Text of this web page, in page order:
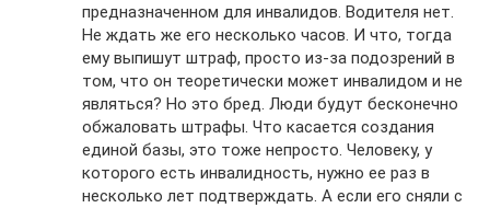
предназначенном для инвалидов. Водителя нет.
Не ждать же его несколько часов. И что, тогда
ему выпишут штраф, просто из-за подозрений в
том, что он теоретически может инвалидом и не
являться? Но это бред. Люди будут бесконечно
обжаловать штрафы. Что касается создания
единой базы, это тоже непросто. Человеку, у
которого есть инвалидность, нужно ее раз в
несколько лет подтверждать. А если его сняли с